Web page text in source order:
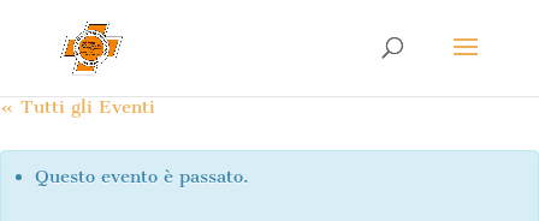
« Tutti gli Eventi
Questo evento è passato.